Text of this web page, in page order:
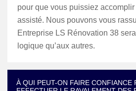
pour que vous puissiez
assisté. Nous pouvons vous
Entreprise LS Rénovation 38
logique qu’aux autres.
À QUI PEUT-ON FAIRE CONFIANCE